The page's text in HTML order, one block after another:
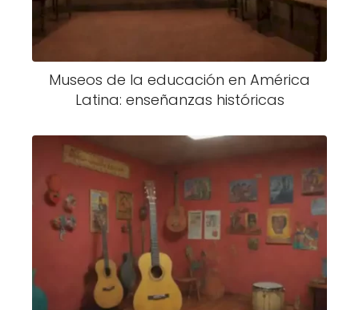
Museos de la educación en América
Latina: enseñanzas históricas